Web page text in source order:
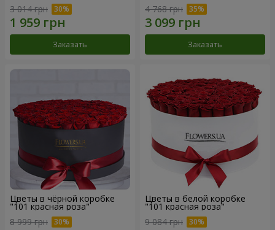
3 014 грн
Заказать
4 768 грн
Заказать
Цветы в чёрной коробке
"101 красная роза"
8 999 грн
Цветы в белой коробке
"101 красная роза"
9 084 грн